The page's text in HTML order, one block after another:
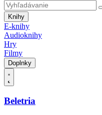
Knihy
E-knihy
Audioknihy
Hry
Filmy
Doplnky
Beletria